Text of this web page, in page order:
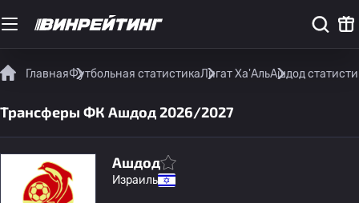
ГлавнаяФутбольная статистикаЛигат Ха'АльАшдод
Трансферы ФК Ашдод 2026/2027
Ашдод
Израиль